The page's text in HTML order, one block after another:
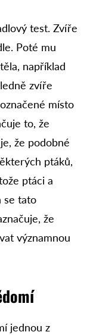
test. Zvíře
Poté mu
například
zvíře
místo
to, že
že podobné
ptáků,
ptáci a
se tato
že
významnou
jednou z